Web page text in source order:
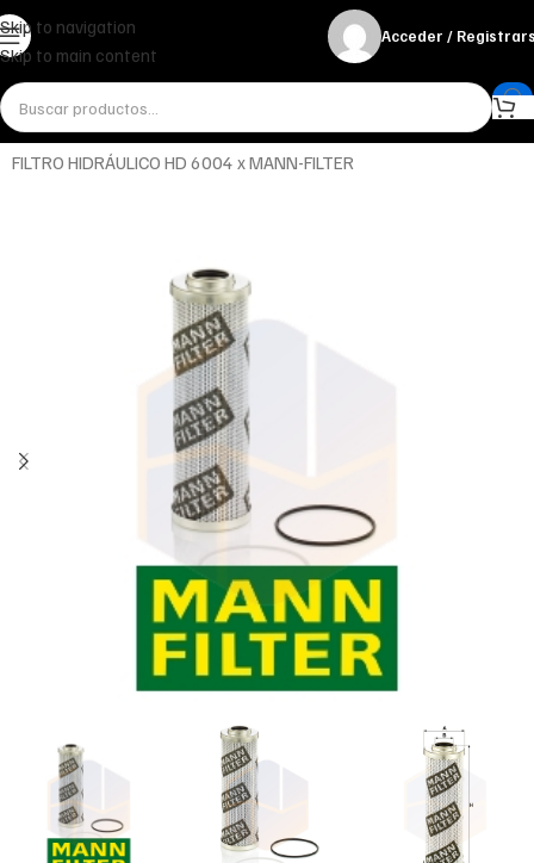
Skip to navigation
Skip to main content
Acceder /
InicioAceitesHidráulico
FILTRO HIDRÁULICO HD 6004 x MANN-FILTER